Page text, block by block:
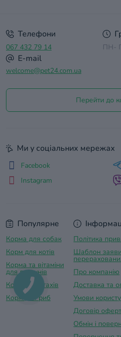
Телефони
067 432 79 14 ПН-
E-mail
welcome@pet24.com.ua
Перейти до
Популярне
Корма для собак
Корм для котів
Корма та вітаміни
для гризунів
Корм для птахів
Корм для риб
Політика
Шаблон
Про компанію
Доставка та
Умови
Договір
Обмін і
Ми у соціальних мережах
Facebook
Instagram